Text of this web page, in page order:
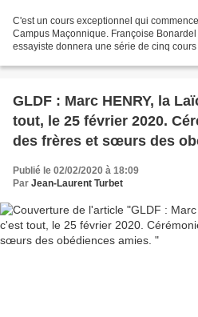
C'est un cours exceptionnel qui
Campus Maçonnique. Françoise
essayiste donnera une série de cinq
GLDF : Marc HENRY, la
tout, le 25 février 2020.
des frères et sœurs des
Publié le 02/02/2020 à 18:09
Par Jean-Laurent Turbet